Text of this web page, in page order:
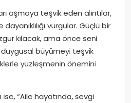
aşmaya teşvik eden alıntılar,
vurgular. Güçlü bir
kılacak, ama önce seni
büyümeyi teşvik
yüzleşmenin önemini
ise, “Aile hayatında, sevgi